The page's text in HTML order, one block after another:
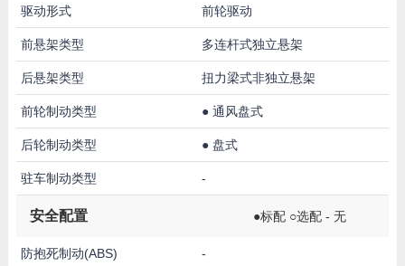
驱动形式 前轮驱动
前悬架类型 多连杆式独立悬架
后悬架类型 扭力梁式非独立悬架
前轮制动类型 ● 通风盘式
后轮制动类型 ● 盘式
驻车制动类型 -
安全配置 ●标配 ○选配 - 无
防抱死制动(ABS) -